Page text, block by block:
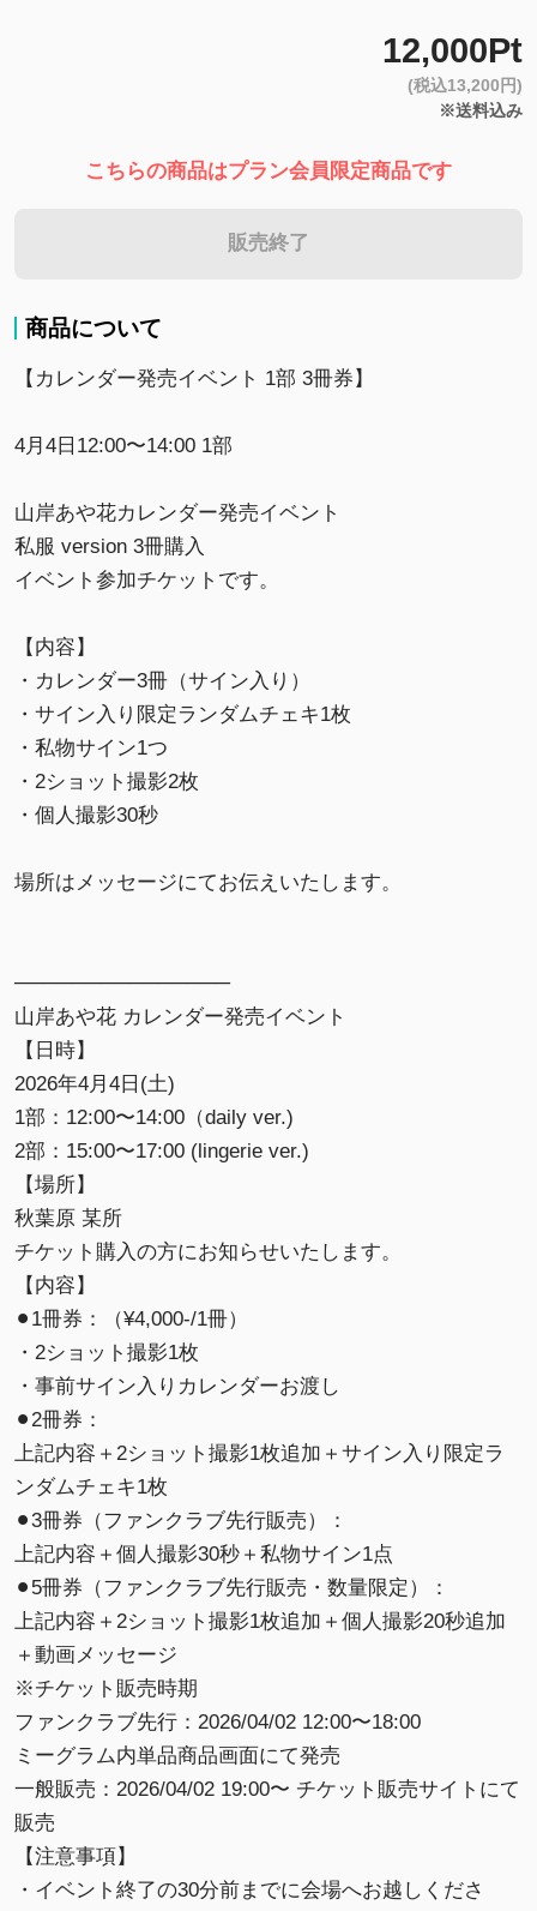
12,000Pt
(税込13,200円)
※送料込み
こちらの商品はプラン会員限定商品です
販売終了
商品について
【カレンダー発売イベント 1部 3冊券】
4月4日12:00〜14:00 1部
山岸あや花カレンダー発売イベント
私服 version 3冊購入
イベント参加チケットです。
【内容】
・カレンダー3冊（サイン入り）
・サイン入り限定ランダムチェキ1枚
・私物サイン1つ
・2ショット撮影2枚
・個人撮影30秒
場所はメッセージにてお伝えいたします。
───────────────
山岸あや花 カレンダー発売イベント
【日時】
2026年4月4日(土)
1部：12:00〜14:00（daily ver.)
2部：15:00〜17:00 (lingerie ver.)
【場所】
秋葉原 某所
チケット購入の方にお知らせいたします。
【内容】
⚫︎1冊券：（¥4,000-/1冊）
・2ショット撮影1枚
・事前サイン入りカレンダーお渡し
⚫︎2冊券：
上記内容＋2ショット撮影1枚追加＋サイン入り限定ラ
ンダムチェキ1枚
⚫︎3冊券（ファンクラブ先行販売）：
上記内容＋個人撮影30秒＋私物サイン1点
⚫︎5冊券（ファンクラブ先行販売・数量限定）：
上記内容＋2ショット撮影1枚追加＋個人撮影20秒追加
＋動画メッセージ
※チケット販売時期
ファンクラブ先行：2026/04/02 12:00〜18:00
ミーグラム内単品商品画面にて発売
一般販売：2026/04/02 19:00〜 チケット販売サイトにて
販売
【注意事項】
・イベント終了の30分前までに会場へお越しくださ